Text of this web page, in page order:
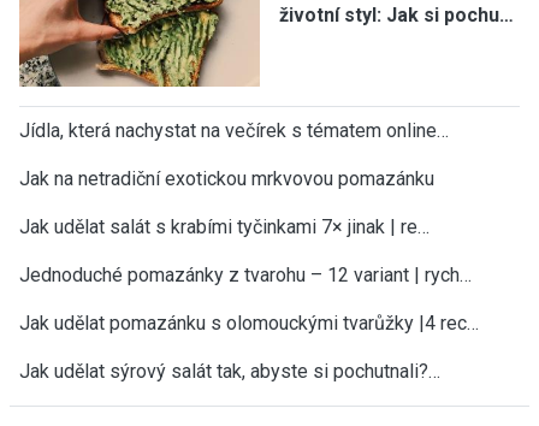
životní styl: Jak si pochu…
Jídla, která nachystat na večírek s tématem online…
Jak na netradiční exotickou mrkvovou pomazánku
Jak udělat salát s krabími tyčinkami 7× jinak | re…
Jednoduché pomazánky z tvarohu – 12 variant | rych…
Jak udělat pomazánku s olomouckými tvarůžky |4 rec…
Jak udělat sýrový salát tak, abyste si pochutnali?…